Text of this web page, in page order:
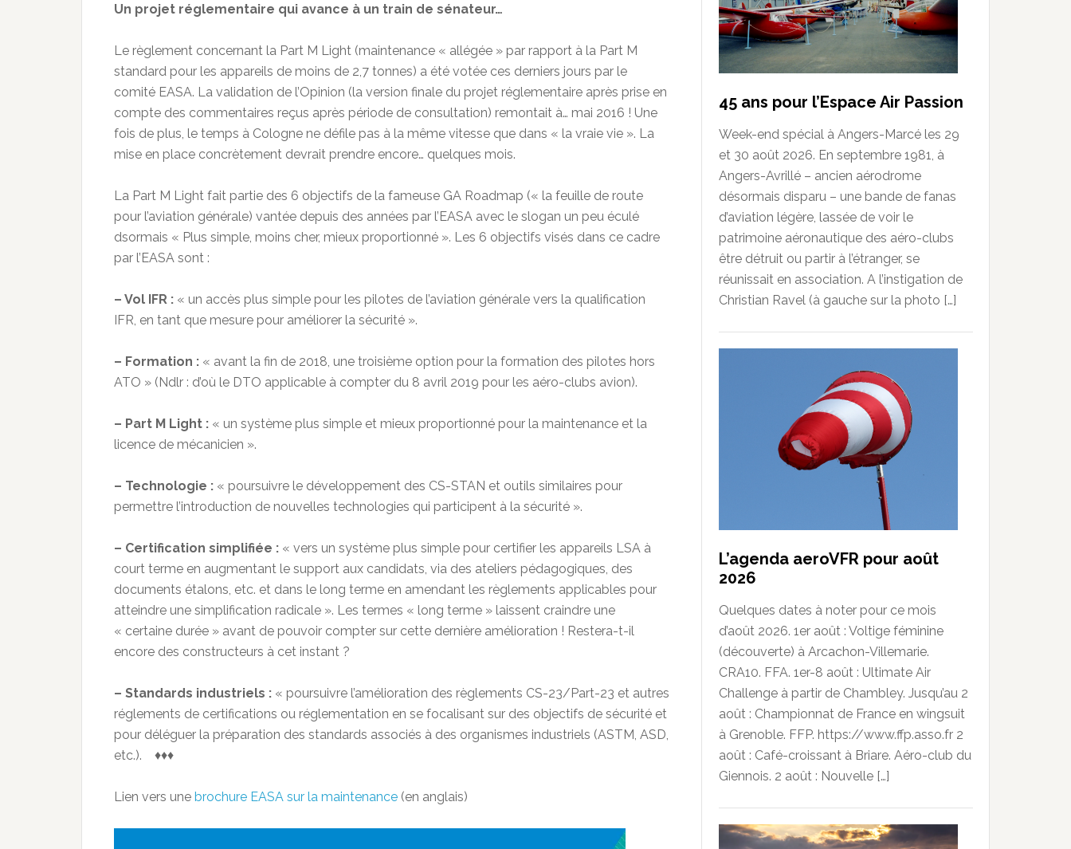
Un projet réglementaire qui avance à un train de sénateur…
Le règlement concernant la Part M Light (maintenance « allégée » par rapport à la Part M
standard pour les appareils de moins de 2,7 tonnes) a été votée ces derniers jours par le
comité EASA. La validation de l’Opinion (la version finale du projet réglementaire après prise en
compte des commentaires reçus après période de consultation) remontait à… mai 2016 ! Une
fois de plus, le temps à Cologne ne défile pas à la même vitesse que dans « la vraie vie ». La
mise en place concrètement devrait prendre encore… quelques mois.
La Part M Light fait partie des 6 objectifs de la fameuse GA Roadmap (« la feuille de route
pour l’aviation générale) vantée depuis des années par l’EASA avec le slogan un peu éculé
dsormais « Plus simple, moins cher, mieux proportionné ». Les 6 objectifs visés dans ce cadre
par l’EASA sont :
– Vol IFR : « un accès plus simple pour les pilotes de l’aviation générale vers la qualification
IFR, en tant que mesure pour améliorer la sécurité ».
– Formation : « avant la fin de 2018, une troisième option pour la formation des pilotes hors
ATO » (Ndlr : d’où le DTO applicable à compter du 8 avril 2019 pour les aéro-clubs avion).
– Part M Light : « un système plus simple et mieux proportionné pour la maintenance et la
licence de mécanicien ».
– Technologie : « poursuivre le développement des CS-STAN et outils similaires pour
permettre l’introduction de nouvelles technologies qui participent à la sécurité ».
– Certification simplifiée : « vers un système plus simple pour certifier les appareils LSA à
court terme en augmentant le support aux candidats, via des ateliers pédagogiques, des
documents étalons, etc. et dans le long terme en amendant les règlements applicables pour
atteindre une simplification radicale ». Les termes « long terme » laissent craindre une
« certaine durée » avant de pouvoir compter sur cette dernière amélioration ! Restera-t-il
encore des constructeurs à cet instant ?
– Standards industriels : « poursuivre l’amélioration des règlements CS-23/Part-23 et autres
réglements de certifications ou réglementation en se focalisant sur des objectifs de sécurité et
pour déléguer la préparation des standards associés à des organismes industriels (ASTM, ASD,
etc.). ♦♦♦
Lien vers une brochure EASA sur la maintenance (en anglais)
45 ans pour l’Espace Air Passion
Week-end spécial à Angers-Marcé les 29
et 30 août 2026. En septembre 1981, à
Angers-Avrillé – ancien aérodrome
désormais disparu – une bande de fanas
d’aviation légère, lassée de voir le
patrimoine aéronautique des aéro-clubs
être détruit ou partir à l’étranger, se
réunissait en association. A l’instigation de
Christian Ravel (à gauche sur la photo […]
L’agenda aeroVFR pour août
2026
Quelques dates à noter pour ce mois
d’août 2026. 1er août : Voltige féminine
(découverte) à Arcachon-Villemarie.
CRA10. FFA. 1er-8 août : Ultimate Air
Challenge à partir de Chambley. Jusqu’au 2
août : Championnat de France en wingsuit
à Grenoble. FFP. https://www.ffp.asso.fr 2
août : Café-croissant à Briare. Aéro-club du
Giennois. 2 août : Nouvelle […]